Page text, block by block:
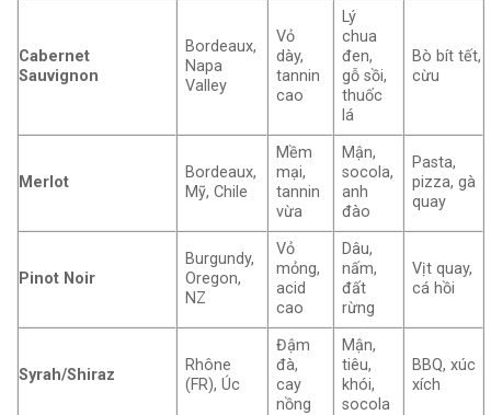
Cabernet
Sauvignon
Bordeaux,
Napa
Valley
Vỏ
dày,
tannin
cao
Lý
chua
đen,
gỗ sồi,
thuốc
lá
Bò bít tết,
cừu
Merlot
Bordeaux,
Mỹ, Chile
Mềm
mại,
tannin
vừa
Mận,
socola,
anh
đào
Pasta,
pizza, gà
quay
Pinot Noir
Burgundy,
Oregon,
NZ
Vỏ
mỏng,
acid
cao
Dâu,
nấm,
đất
rừng
Vịt quay,
cá hồi
Syrah/Shiraz
Rhône
(FR), Úc
Đậm
đà,
cay
nồng
Mận,
tiêu,
khói,
socola
BBQ, xúc
xích